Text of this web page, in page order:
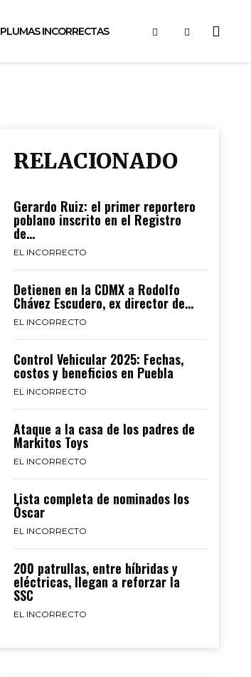
PLUMAS INCORRECTAS
RELACIONADO
Gerardo Ruiz: el primer reportero
poblano inscrito en el Registro
de...
EL INCORRECTO
Detienen en la CDMX a Rodolfo
Chávez Escudero, ex director de...
EL INCORRECTO
Control Vehicular 2025: Fechas,
costos y beneficios en Puebla
EL INCORRECTO
Ataque a la casa de los padres de
Markitos Toys
EL INCORRECTO
Lista completa de nominados los
Óscar
EL INCORRECTO
200 patrullas, entre híbridas y
eléctricas, llegan a reforzar la
SSC
EL INCORRECTO